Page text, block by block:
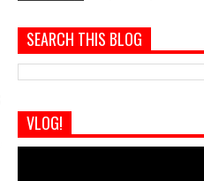
SEARCH THIS BLOG
VLOG!